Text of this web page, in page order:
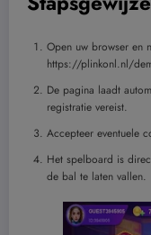
Open uw browser en
https://plinkonl.nl/
De pagina laadt
registratie vereist.
Accepteer eventuele
Het spelboard is
de bal te laten vallen.